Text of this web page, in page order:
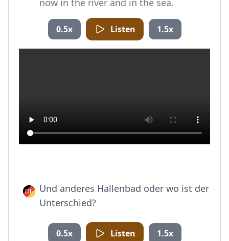
now in the river and in the sea.
0.5x Listen 1.5x
Und anderes Hallenbad oder wo ist der
Unterschied?
0.5x Listen 1.5x